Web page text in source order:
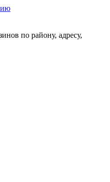
по району, адресу,